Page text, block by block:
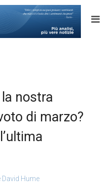
nostra
di marzo?
Hume